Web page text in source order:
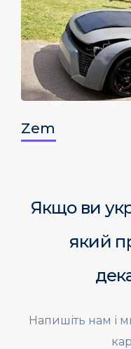
Zem
Якщо ви
який
Напишіть нам і